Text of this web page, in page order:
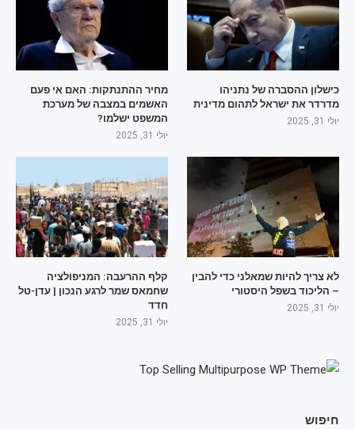
חיפוש
כישלון ההסברה של נתניהו
מדרדר את ישראל לתהום מדינית
יולי 31, 2025
מחיר ההתנתקות: האם אי פעם
האשמים במצבה של מערכת
המשפט ישלמו?
יולי 31, 2025
לא צריך להיות שמאלני כדי להבין
– הליכוד בשפל היסטורי
יולי 31, 2025
קלף ההרעבה: המניפולציה
שחמאס שמר לרגע הנכון | עדן-טל
חדד
יולי 31, 2025